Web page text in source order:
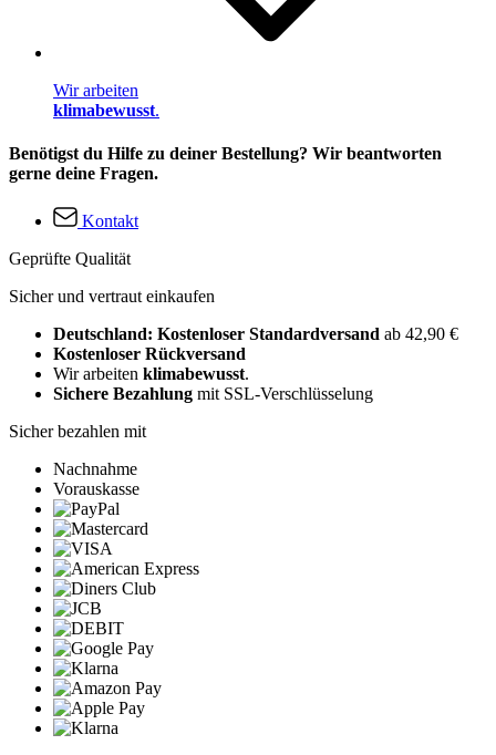
Wir arbeiten
klimabewusst.
Benötigst du Hilfe zu deiner Bestellung? Wir beantworten
gerne deine Fragen.
Kontakt
Geprüfte Qualität
Sicher und vertraut einkaufen
Deutschland: Kostenloser Standardversand ab 42,90 €
Kostenloser Rückversand
Wir arbeiten klimabewusst.
Sichere Bezahlung mit SSL-Verschlüsselung
Sicher bezahlen mit
Nachnahme
Vorauskasse